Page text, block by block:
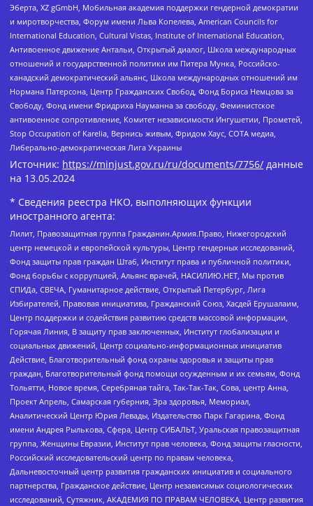
Эберта, XZ gGmbH, Мобильная академия поддержки гендерной демократии
и миротворчества, Форум имени Льва Копелева, American Councils for
International Education, Cultural Vistas, Institute of International Education,
Антивоенное движение Антальи, Открытый диалог, Школа международных
отношений и государственной политики им Питера Мунка, Российско-
канадский демократический альянс, Школа международных отношений им
Нормана Патерсона, Центр Гражданских Свобод, Фонд Бориса Немцова за
Свободу, Фонд имени Фридриха Науманна за свободу, Феминистское
антивоенное сопротивление, Комитет независимости Ингушетии, Прометей,
Stop Occupation of Karelia, Вернись живым, Фридом Хаус, СОТА медиа,
Либерально-демократическая Лига Украины
Источник: https://minjust.gov.ru/ru/documents/7756/ данные
на 13.05.2024
* Сведения реестра НКО, выполняющих функции
иностранного агента:
Лилит, Правозащитная группа Гражданин.Армия.Право, Нижегородский
центр немецкой и европейской культуры, Центр гендерных исследований,
Фонд защиты прав граждан Штаб, Институт права и публичной политики,
Фонд борьбы с коррупцией, Альянс врачей, НАСИЛИЮ.НЕТ, Мы против
СПИДа, СВЕЧА, Гуманитарное действие, Открытый Петербург, Лига
Избирателей, Правовая инициатива, Гражданский Союз, Хасдей Ерушалаим,
Центр поддержки и содействия развитию средств массовой информации,
Горячая Линия, В защиту прав заключенных, Институт глобализации и
социальных движений, Центр социально-информационных инициатив
Действие, Благотворительный фонд охраны здоровья и защиты прав
граждан, Благотворительный фонд помощи осужденным и их семьям, Фонд
Тольятти, Новое время, Серебряная тайга, Так-Так-Так, Сова, центр Анна,
Проект Апрель, Самарская губерния, Эра здоровья, Мемориал,
Аналитический Центр Юрия Левады, Издательство Парк Гагарина, Фонд
имени Андрея Рылькова, Сфера, Центр СИБАЛЬТ, Уральская правозащитная
группа, Женщины Евразии, Институт прав человека, Фонд защиты гласности,
Российский исследовательский центр по правам человека,
Дальневосточный центр развития гражданских инициатив и социального
партнерства, Гражданское действие, Центр независимых социологических
исследований, Сутяжник, АКАДЕМИЯ ПО ПРАВАМ ЧЕЛОВЕКА, Центр развития